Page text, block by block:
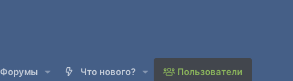
Форумы Что нового? Пользователи